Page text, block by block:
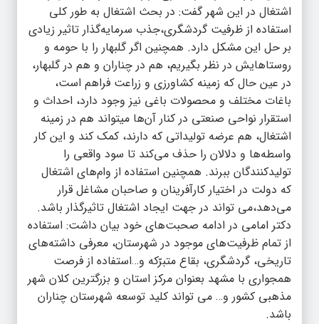
اشتغال در این شهر گفت: در بحث اشتغال به طور کلی
استفاده از ظرفیت گردشگری،جذب سرمایه‌گذار تاثیر زیادی
بر حل این مشکل دارد. همچنین اگر گلبهار را با حومه و
روستاهایش در نظر بگیریم، هم در چناران و هم در گلبهار،
در عین حال که زمینه کشاورزی و زراعت فراهم است،
باغات مختلف و محصولات باغی نیز وجود دارد، احداث و
استقرار نواحی صنعتی در کنار آن‌ها میتواند هم در زمینه
اشتغال، هم عرضه تولیداتی که دارند، کمک کند و این کار
واسطه‌ها و دلالان را حذف می‌کند تا سود واقعی را
تولیدکنندگان ببرند. همچنین استفاده از وام‌های اشتغال
که دولت در اختیار کارآفرینان و صاحبان مشاغل قرار
می‌دهد،می تواند در جهت ایجاد اشتغال تاثیرگذار باشد.
دکتر امامی در ادامه صحبت‌های خود بیان داشت: استفاده
از تمام ظرفیت‌های موجود در شهرستان، معرفی داشته‌های
تاریخی، گردشگری، بقاع متبرّکه و…استفاده از فرصت
همجواری با مشهد بعنوان مرکز استان و بزرگترین کلان شهر
مذهبی کشور و… می تواند کلید توسعه شهرستان چناران
باشد.